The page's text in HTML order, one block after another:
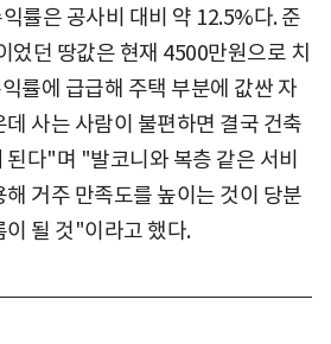
률은 공사비 대비 약 12.5%다. 준
었던 땅값은 현재 4500만원으로 치
률에 급급해 주택 부분에 값싼 자
사는 사람이 불편하면 결국 건축
다"며 "발코니와 복층 같은 서비
거주 만족도를 높이는 것이 당분
될 것"이라고 했다.